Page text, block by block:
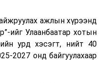
байдлыг хангах зэрэг
хөтөлбөрт тусгажээ.
асуулт-хариулт,
багаар ажиллах дасгал,
ажлын хүрээнд
ийг Улаанбаатар хотын
урд хэсэгт, нийт 40
2027 онд байгуулахаар